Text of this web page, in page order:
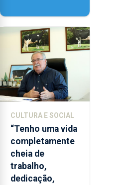
Paisagem’
CULTURA E SOCIAL
“Tenho uma vida
completamente
cheia de
trabalho,
dedicação,